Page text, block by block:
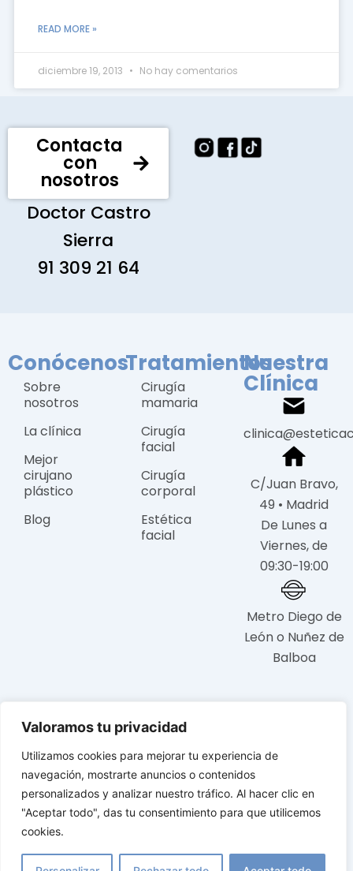
Valoramos tu privacidad
Utilizamos cookies para mejorar tu experiencia de
navegación, mostrarte anuncios o contenidos
personalizados y analizar nuestro tráfico. Al hacer clic en
"Aceptar todo", das tu consentimiento para que utilicemos
cookies.
READ MORE »
diciembre 19, 2013 No hay comentarios
Contacta
con
nosotros
Doctor Castro
Sierra
91 309 21 64
Conócenos
Sobre
nosotros
La clínica
Mejor
cirujano
plástico
Blog
Tratamientos
Cirugía
mamaria
Cirugía
facial
Cirugía
corporal
Estética
facial
Nuestra
Clínica
C/Juan Bravo,
49 • Madrid
De Lunes a
Viernes, de
09:30-19:00
Metro Diego de
León o Nuñez de
Balboa
© 2025 Estética Castro Sierra: Clínica de Cirugía Plástica y
Política de Privacidad Política de CookiesAviso Legal